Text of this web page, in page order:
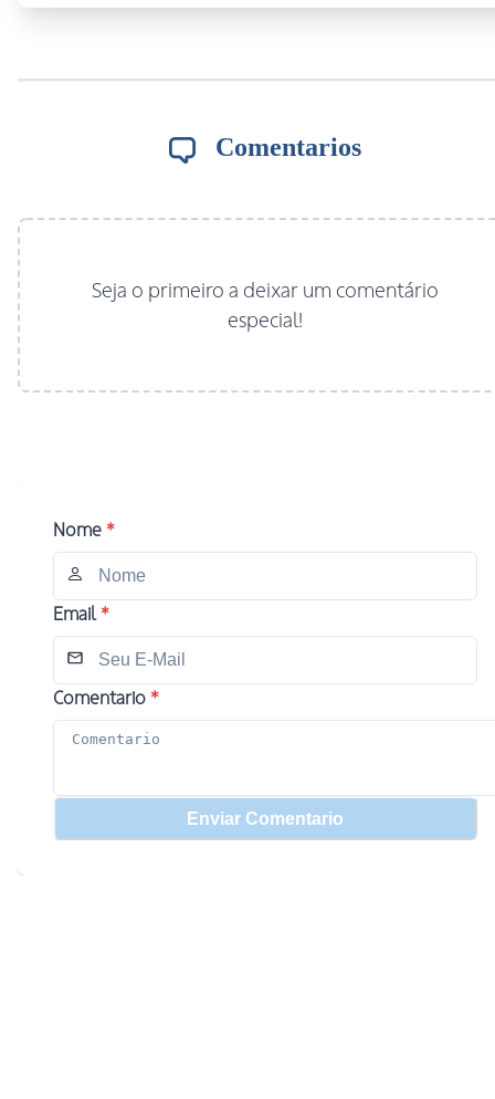
Comentarios
Seja o primeiro a deixar um comentário
especial!
Nome *
Email *
Comentario *
Enviar Comentario